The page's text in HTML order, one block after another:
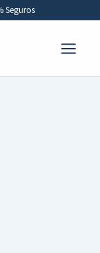
Seguros